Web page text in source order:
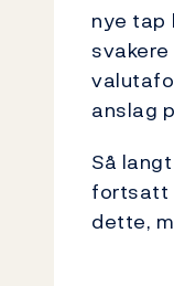
nye tap
anslag
Så
fortsatt
dette,